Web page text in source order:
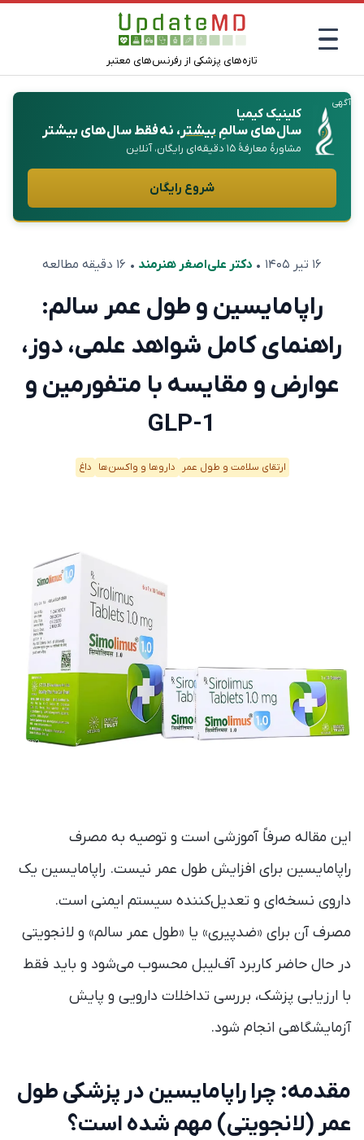
تازه‌های پزشکی از رفرنس‌های معتبر
آگهی
کلینیک کیمیا
سال‌های سالمِبیشتر، نه فقط سال‌های بیشتر
مشاورهٔ معارفهٔ ۱۵ دقیقه‌ای رایگان، آنلاین
شروع رایگان
۱۶ تیر ۱۴۰۵ • دکتر علی‌اصغر هنرمند • ۱۶ دقیقه مطالعه
راپامایسین و طول عمر سالم:
راهنمای کامل شواهد علمی، دوز،
عوارض و مقایسه با متفورمین و
GLP-1
ارتقای سلامت و طول عمر دارو‌ها و واکسن‌ها داغ
این مقاله صرفاً آموزشی است و توصیه به مصرف
راپامایسین برای افزایش طول عمر نیست. راپامایسین یک
داروی نسخه‌ای و تعدیل‌کننده سیستم ایمنی است.
مصرف آن برای «ضدپیری» یا «طول عمر سالم» و لانجویتی
در حال حاضر کاربرد آف‌لیبل محسوب می‌شود و باید فقط
با ارزیابی پزشک، بررسی تداخلات دارویی و پایش
آزمایشگاهی انجام شود.
مقدمه: چرا راپامایسین در پزشکی طول
عمر (لانجویتی) مهم شده است؟